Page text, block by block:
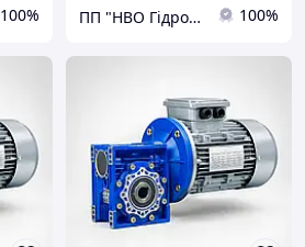
100% ПП "НВО Гідромаш-1" 100%